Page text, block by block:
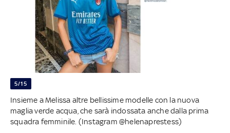
5/15
Insieme a Melissa altre bellissime modelle con la nuova
maglia verde acqua, che sarà indossata anche dalla prima
squadra femminile. (Instagram @helenaprestess)